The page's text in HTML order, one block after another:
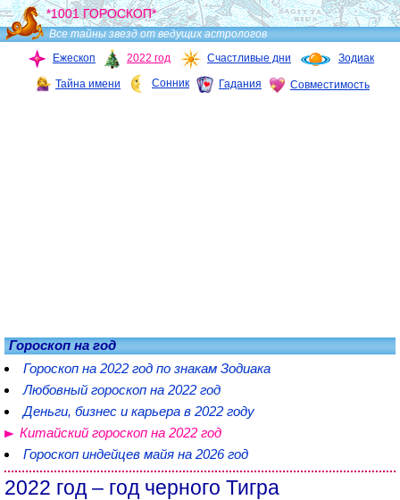
*1001 ГОРОСКОП*
Все тайны звезд от ведущих астрологов
Ежескоп
2022 год Счастливые дни Зодиак
Тайна имени Сонник Гадания Совместимость
Гороскоп на год
Гороскоп на 2022 год по знакам Зодиака
Любовный гороскоп на 2022 год
Деньги, бизнес и карьера в 2022 году
Китайский гороскоп на 2022 год
Гороскоп индейцев майя на 2026 год
2022 год – год черного Тигра